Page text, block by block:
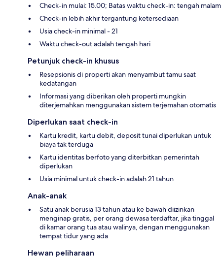
Check-in mulai: 15.00; Batas waktu check-in: tengah malam
Check-in lebih akhir tergantung ketersediaan
Usia check-in minimal - 21
Waktu check-out adalah tengah hari
Petunjuk check-in khusus
Resepsionis di properti akan menyambut tamu saat
kedatangan
Informasi yang diberikan oleh properti mungkin
diterjemahkan menggunakan sistem terjemahan otomatis
Diperlukan saat check-in
Kartu kredit, kartu debit, deposit tunai diperlukan untuk
biaya tak terduga
Kartu identitas berfoto yang diterbitkan pemerintah
diperlukan
Usia minimal untuk check-in adalah 21 tahun
Anak-anak
Satu anak berusia 13 tahun atau ke bawah diizinkan
menginap gratis, per orang dewasa terdaftar, jika tinggal
di kamar orang tua atau walinya, dengan menggunakan
tempat tidur yang ada
Hewan peliharaan